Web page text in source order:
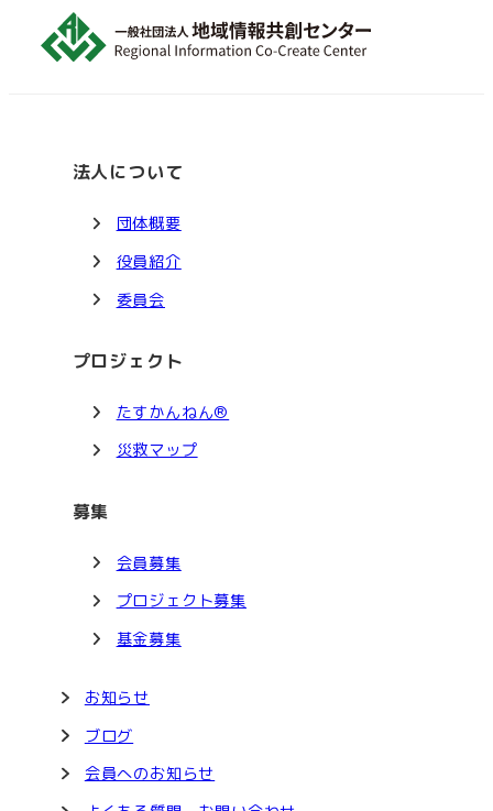
法人について
団体概要
役員紹介
委員会
プロジェクト
たすかんねん®
災救マップ
募集
会員募集
プロジェクト募集
基金募集
お知らせ
ブログ
会員へのお知らせ